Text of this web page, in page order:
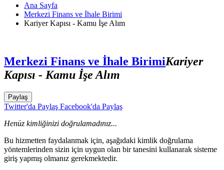
Ana Sayfa
Merkezi Finans ve İhale Birimi
Kariyer Kapısı - Kamu İşe Alım
Merkezi Finans ve İhale BirimiKariyer
Kapısı - Kamu İşe Alım
Paylaş
Twitter'da Paylaş Facebook'da Paylaş
Henüz kimliğinizi doğrulamadınız...
Bu hizmetten faydalanmak için, aşağıdaki kimlik doğrulama
yöntemlerinden sizin için uygun olan bir tanesini kullanarak sisteme
giriş yapmış olmanız gerekmektedir.